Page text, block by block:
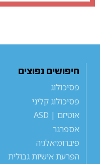
חיפושים נפוצים
פסיכולוג
פסיכולוג קליני
אוטיזם | ASD
אספרגר
פיברומיאלגיה
הפרעת אישיות גבולית